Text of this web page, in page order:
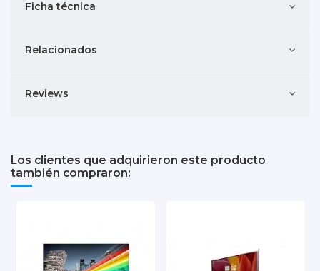
Ficha técnica
Relacionados
Reviews
Los clientes que adquirieron este producto
también compraron: